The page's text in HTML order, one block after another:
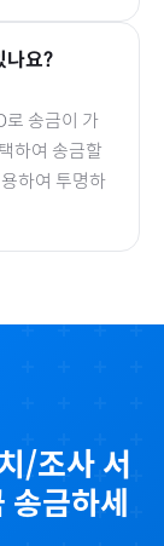
나요?
로 송금이 가
하여 송금할
하여 투명하
/조사 서
금하세